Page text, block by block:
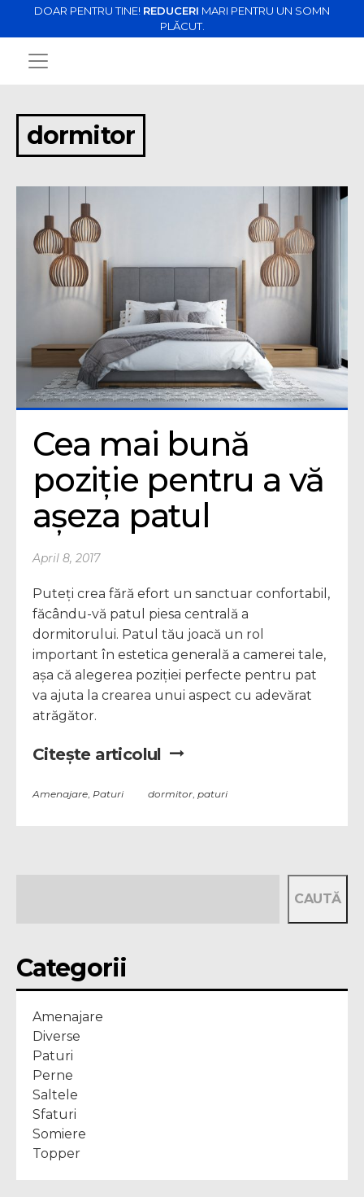
DOAR PENTRU TINE! REDUCERI MARI PENTRU UN SOMN
PLĂCUT.
dormitor
Cea mai bună
poziție pentru a vă
așeza patul
April 8, 2017
Puteți crea fără efort un sanctuar confortabil,
făcându-vă patul piesa centrală a
dormitorului. Patul tău joacă un rol
important în estetica generală a camerei tale,
așa că alegerea poziției perfecte pentru pat
va ajuta la crearea unui aspect cu adevărat
atrăgător.
Citește articolul
Amenajare Paturi dormitor paturi
CAUTĂ
Categorii
Amenajare
Diverse
Paturi
Perne
Saltele
Sfaturi
Somiere
Topper